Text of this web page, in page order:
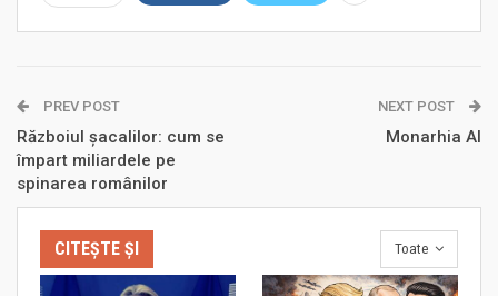
PREV POST
Războiul șacalilor: cum se
împart miliardele pe
spinarea românilor
NEXT POST
Monarhia AI
Toate
CITEȘTE ȘI